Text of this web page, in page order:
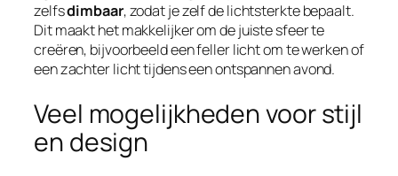
zelfsdimbaar, zodat je zelf de lichtsterkte bepaalt.
Dit maakt het makkelijker om de juiste sfeer te
creëren, bijvoorbeeld een feller licht om te werken of
een zachter licht tijdens een ontspannen avond.
Veel mogelijkheden voor stijl
en design